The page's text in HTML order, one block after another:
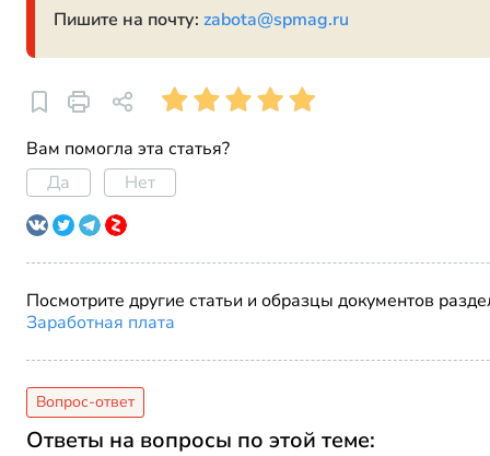
Пишите на почту: zabota@spmag.ru
Вам помогла эта статья?
Да
Нет
Посмотрите другие статьи и образцы документов
Заработная плата
Ответы на вопросы по этой теме: